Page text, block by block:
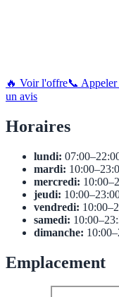
🔥 Voir l'offre📞
un avis
Horaires
lundi:
mardi:
mercredi:
jeudi:
vendredi:
samedi:
dimanche:
Emplacement